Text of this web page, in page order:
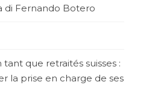
di Fernando Botero
que retraités suisses :
la prise en charge de ses